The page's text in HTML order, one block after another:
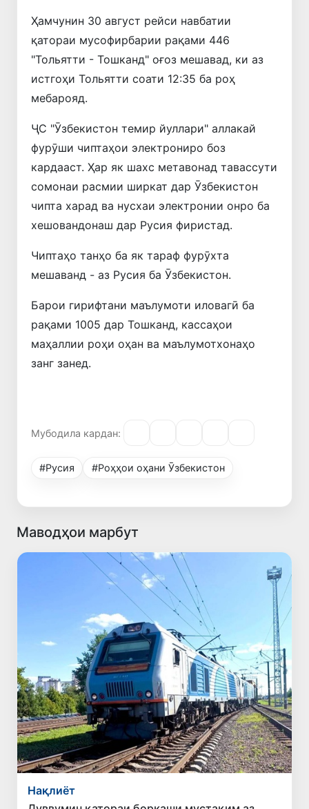
Ҳамчунин 30 август рейси навбатии
қатораи мусофирбарии рақами 446
"Тольятти - Тошканд" оғоз мешавад, ки аз
истгоҳи Тольятти соати 12:35 ба роҳ
мебарояд.
ҶС "Ӯзбекистон темир йуллари" аллакай
фурӯши чиптаҳои электрониро боз
кардааст. Ҳар як шахс метавонад тавассути
сомонаи расмии ширкат дар Ӯзбекистон
чипта харад ва нусхаи электронии онро ба
хешовандонаш дар Русия фиристад.
Чиптаҳо танҳо ба як тараф фурӯхта
мешаванд - аз Русия ба Ӯзбекистон.
Барои гирифтани маълумоти иловагӣ ба
рақами 1005 дар Тошканд, кассаҳои
маҳаллии роҳи оҳан ва маълумотхонаҳо
занг занед.
Мубодила кардан:
#Русия #Роҳҳои оҳани Ӯзбекистон
Маводҳои марбут
Нақлиёт